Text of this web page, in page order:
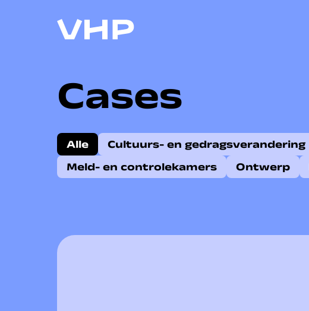
Cases
Alle Cultuurs- en gedragsverandering
Meld- en controlekamers
Ontwerp